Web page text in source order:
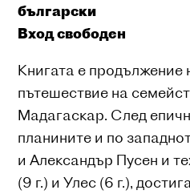
български
Вход свободен
Книгата е продължение
пътешествие на
Мадагаскар. След
планините и по
и Александър Пусен и
(9 г.) и Улес (6 г.),